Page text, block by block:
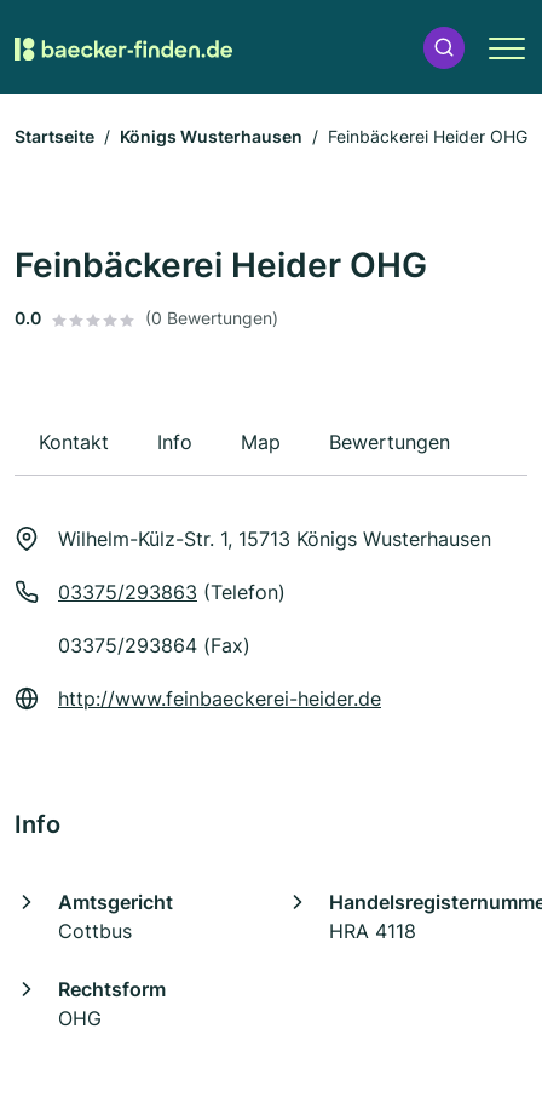
Startseite Königs Wusterhausen Feinbäckerei Heider OHG
Feinbäckerei Heider OHG
0.0 (0 Bewertungen)
Kontakt Info Map Bewertungen
Wilhelm-Külz-Str. 1, 15713 Königs Wusterhausen
03375/293863 (Telefon)
03375/293864 (Fax)
http://www.feinbaeckerei-heider.de
Info
Amtsgericht
Cottbus
HRA 4118
Rechtsform
OHG